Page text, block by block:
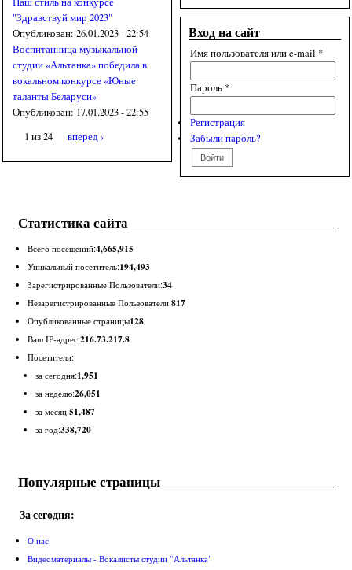
"Здравствуй мир 2023"
Опубликован: 26.01.2023 - 22:54
Воспитанница музыкальной
студии «Альтанка» победила в
вокальном конкурсе «Юные
таланты Беларуси»
Опубликован: 17.01.2023 - 22:55
1 из 24
вперед ›
Вход на сайт
Имя пользователя или e-mail *
Пароль *
Регистрация
Забыли пароль?
Статистика сайта
Всего посещений:4,665,915
Уникальный посетитель:194,493
Зарегистрированные Пользователи:34
Незарегистрированные Пользователи:817
Опубликованные страницы128
Ваш IP-адрес:216.73.217.8
Посетители:
за сегодня:1,951
за неделю:26,051
за месяц:51,487
за год:338,720
Популярные страницы
За сегодня:
О нас
Видеоматериалы - Вокалисты студии "Альтанка"